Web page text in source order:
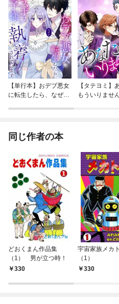
【単行本】おデブ悪女
に転生したら、なぜか
【タテヨミ】
もういりませ
同じ作者の本
どおくまん作品集
（1） 男が立つ時！
330
宇宙家族メカ
（1）
330